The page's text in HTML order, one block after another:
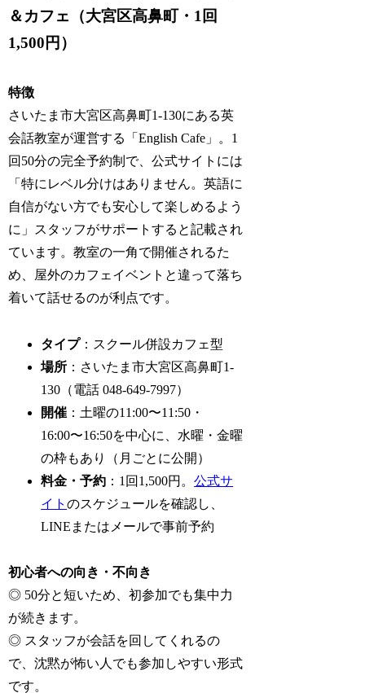
＆カフェ（大宮区高鼻町・1回
1,500円）
特徴
さいたま市大宮区高鼻町1-130にある英
会話教室が運営する「English Cafe」。1
回50分の完全予約制で、公式サイトには
「特にレベル分けはありません。英語に
自信がない方でも安心して楽しめるよう
に」スタッフがサポートすると記載され
ています。教室の一角で開催されるた
め、屋外のカフェイベントと違って落ち
着いて話せるのが利点です。
タイプ：スクール併設カフェ型
場所 ：さいたま市大宮区高鼻町1-
130（電話 048-649-7997）
開催 ：土曜の11:00〜11:50・
16:00〜16:50を中心に、水曜・金曜
の枠もあり（月ごとに公開）
料金・予約 ：1回1,500円。公式サ
イトのスケジュールを確認し、
LINEまたはメールで事前予約
初心者への向き・不向き
◎ 50分と短いため、初参加でも集中力
が続きます。
◎ スタッフが会話を回してくれるの
で、沈黙が怖い人でも参加しやすい形式
です。